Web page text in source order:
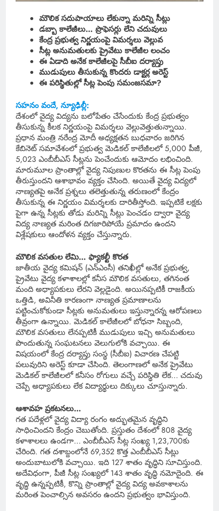
మౌలిక సదుపాయాలు లేకున్నా మరిన్ని సీట్లు
డబ్బా కాలేజీలు… ప్రొఫెసర్లు లేని చదువులు
కేంద్ర ప్రభుత్వ నిర్ణయంపై విమర్శలు వెల్లువ
సీట్ల అనుమతులకు ప్రైవేటు కాలేజీల లంచం
ఈ ఏడాది అనేక కాలేజీలపై సీబీఐ దర్యాప్తు
ముడుపులు తీసుకున్న కొందరు డాక్టర్ల అరెస్ట్
ఈ పరిస్థితుల్లో సీట్ల పెంపు సమంజసమా?
సహనం వందే, న్యూఢిల్లీ:
దేశంలో వైద్య విద్యను బలోపేతం చేసేందుకు కేంద్ర ప్రభుత్వం
తీసుకున్న కీలక నిర్ణయంపై విమర్శలు వెల్లువెత్తుతున్నాయి.
ప్రధాన మంత్రి నరేంద్ర మోదీ అధ్యక్షతన బుధవారం జరిగిన
కేబినెట్ సమావేశంలో ప్రభుత్వ మెడికల్ కాలేజీలలో 5,000 పీజీ,
5,023 ఎంబీబీఎస్ సీట్లను పెంచేందుకు ఆమోదం లభించింది.
మారుమూల ప్రాంతాల్లో వైద్య నిపుణుల కొరతను ఈ సీట్ల పెంపు
తీరుస్తుందని ఆశాభావం వ్యక్తం చేసింది. అయితే వైద్య విద్యలో
నాణ్యతపై అనేక ప్రశ్నలు తలెత్తుతున్న తరుణంలో కేంద్రం
తీసుకున్న ఈ నిర్ణయం విమర్శలకు దారితీస్తోంది. ఇప్పటికే లక్షకు
పైగా ఉన్న సీట్లకు తోడు మరిన్ని సీట్లు పెంచడం ద్వారా వైద్య
విద్య నాణ్యత మరింత దిగజారిపోయే ప్రమాదం ఉందని
విశ్లేషకులు ఆందోళన వ్యక్తం చేస్తున్నారు.
మౌలిక వసతుల లేమి… ఫ్యాకల్టీ కొరత
జాతీయ వైద్య కమిషన్ (ఎన్ఎంసీ) తనిఖీల్లో అనేక ప్రభుత్వ,
ప్రైవేటు వైద్య కళాశాలల్లో కనీస మౌలిక వసతులు, తగినంత
మంది అధ్యాపకులు లేరని వెల్లడైంది. అయినప్పటికీ రాజకీయ
ఒత్తిడి, అవినీతి కారణంగా నాణ్యత ప్రమాణాలను
పట్టించుకోకుండా సీట్లకు అనుమతులు ఇస్తున్నారన్న ఆరోపణలు
తీవ్రంగా ఉన్నాయి. మెడికల్ కాలేజీలలో బోధనా సిబ్బంది,
మౌలిక వసతులు లేనప్పటికీ ముడుపులు ఇచ్చి అనుమతులు
పొందుతున్న సంఘటనలు వెలుగులోకి వచ్చాయి. ఈ
విషయంలో కేంద్ర దర్యాప్తు సంస్థ (సీబీఐ) విచారణ చేపట్టి
పలువురిని అరెస్ట్ కూడా చేసింది. తెలంగాణలో అనేక ప్రైవేటు
మెడికల్ కాలేజీలలో కనీసం రోగులు వచ్చే పరిస్థితి లేక… చదువు
చెప్పే అధ్యాపకులు లేక విద్యార్థులు దిక్కులు చూస్తున్నారు.
ఆశావహ ప్రకటనలు…
గత పదేళ్లలో వైద్య విద్యా రంగం అద్భుతమైన వృద్ధిని
సాధించిందని కేంద్రం చెబుతోంది. ప్రస్తుతం దేశంలో 808 వైద్య
కళాశాలలు ఉండగా… ఎంబీబీఎస్ సీట్ల సంఖ్య 1,23,700కు
చేరింది. గత దశాబ్దంలోనే 69,352 కొత్త ఎంబీబీఎస్ సీట్లు
అందుబాటులోకి వచ్చాయి. ఇది 127 శాతం వృద్ధిని సూచిస్తుంది.
అదేవిధంగా, పీజీ సీట్ల సంఖ్యలో 143 శాతం వృద్ధి నమోదైంది. ఈ
వృద్ధి ఉన్నప్పటికీ, కొన్ని ప్రాంతాల్లో వైద్య విద్య అవకాశాలను
మరింత పెంచాల్సిన అవసరం ఉందని ప్రభుత్వం భావిస్తుంది.